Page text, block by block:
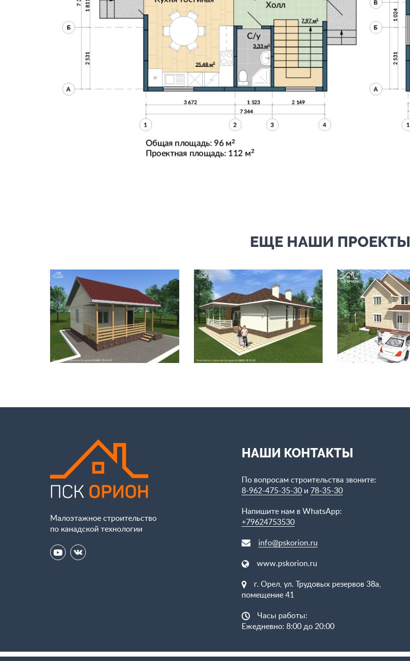
ЕЩЕ НАШИ ПРОЕКТЫ
Малоэтажное строительство
по канадской технологии
НАШИ КОНТАКТЫ
По вопросам строительства звоните:
8-962-475-35-30 и 78-35-30
Напишите нам в WhatsApp:
+79624753530
info@pskorion.ru
www.pskorion.ru
г. Орел, ул. Трудовых резервов 38а,
помещение 41
Часы работы:
Ежедневно: 8:00 до 20:00